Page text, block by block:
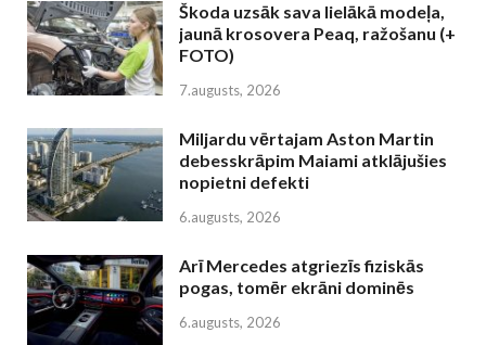
Škoda uzsāk sava lielākā modeļa,
jaunā krosovera Peaq, ražošanu (+
FOTO)
7.augusts, 2026
Miljardu vērtajam Aston Martin
debesskrāpim Maiami atklājušies
nopietni defekti
6.augusts, 2026
Arī Mercedes atgriezīs fiziskās
pogas, tomēr ekrāni dominēs
6.augusts, 2026